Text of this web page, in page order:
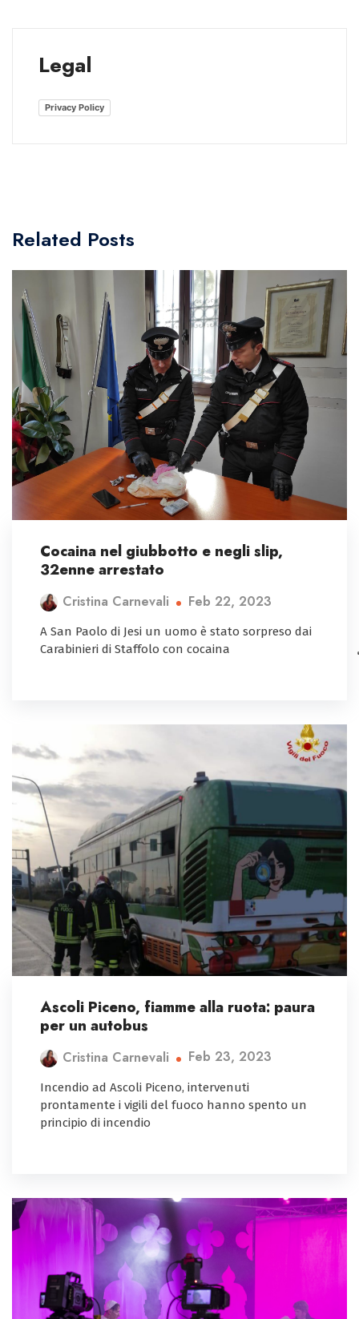
Legal
Privacy Policy
Related Posts
Cocaina nel giubbotto e negli slip,
32enne arrestato
Cristina Carnevali Feb 22, 2023
A San Paolo di Jesi un uomo è stato sorpreso dai
Carabinieri di Staffolo con cocaina
Ascoli Piceno, fiamme alla ruota: paura
per un autobus
Cristina Carnevali Feb 23, 2023
Incendio ad Ascoli Piceno, intervenuti
prontamente i vigili del fuoco hanno spento un
principio di incendio